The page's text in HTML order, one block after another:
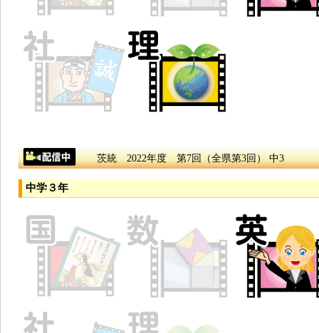
茨統 2022年度 第7回（全県第3回） 中3
中学３年